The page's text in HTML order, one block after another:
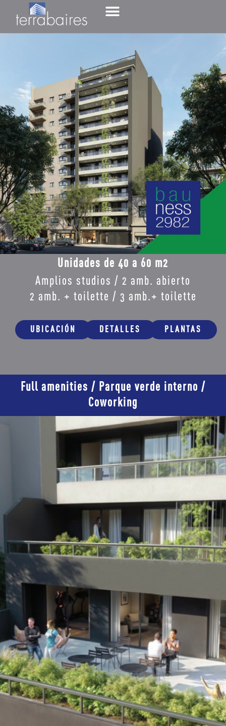
Unidades de 40 a 60 m2
Amplios studios / 2 amb. abierto
2 amb. + toilette / 3 amb.+ toilette
UBICACIÓN DETALLES PLANTAS
Full amenities / Parque verde interno /
Coworking